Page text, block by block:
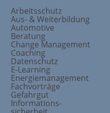
Arbeitsschutz
Aus- & Weiterbildung
Automotive
Beratung
Change Management
Coaching
Datenschutz
E-Learning
Energiemanagement
Fachvorträge
Gefahrgut
Informations-